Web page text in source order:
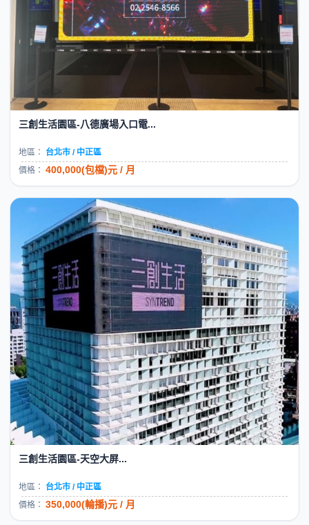
三創生活園區-八德廣場入口電...
地區：
台北市 / 中正區
價格： 400,000(包檔)元 / 月
三創生活園區-天空大屏...
地區：
台北市 / 中正區
價格： 350,000(輪播)元 / 月